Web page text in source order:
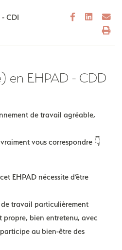
- CDI
en EHPAD - CDD
de travail agréable,
vous correspondre 👇
EHPAD nécessite d’être
travail particulièrement
propre, bien entretenu, avec
au bien-être des